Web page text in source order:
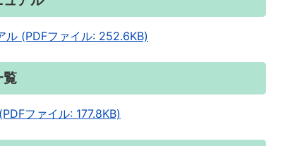
ル (PDFファイル: 252.6KB)
覧
ファイル: 177.8KB)